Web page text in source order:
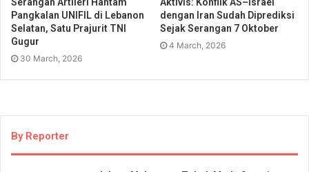
Serangan Artileri Hantam
Pangkalan UNIFIL di Lebanon
Selatan, Satu Prajurit TNI
Gugur
30 March, 2026
Aktivis: Konflik AS–Israel
dengan Iran Sudah Diprediksi
Sejak Serangan 7 Oktober
4 March, 2026
By Reporter